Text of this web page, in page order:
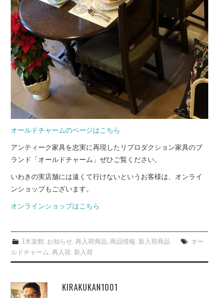
オールドチャームのページはこちら
アンティーク家具を忠実に再現したリプロダクション家具のブ
ランド「オールドチャーム」ぜひご覧ください。
いわきの実店舗には遠くて行けないというお客様は、オンライ
ンショップもございます。
オンラインショップはこちら
E木楽館, お知らせ, 再入荷商品, 商品情報, 新入荷商品
オー
ルドチャーム,再入荷, 新入荷
KIRAKUKAN1001